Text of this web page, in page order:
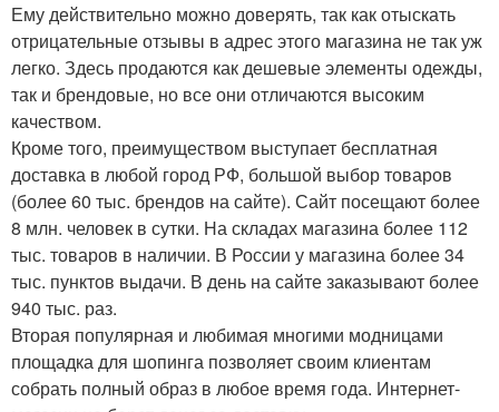
Ему действительно можно доверять, так как отыскать
отрицательные отзывы в адрес этого магазина не так уж
легко. Здесь продаются как дешевые элементы одежды,
так и брендовые, но все они отличаются высоким
качеством.
Кроме того, преимуществом выступает бесплатная
доставка в любой город РФ, большой выбор товаров
(более 60 тыс. брендов на сайте). Сайт посещают более
8 млн. человек в сутки. На складах магазина более 112
тыс. товаров в наличии. В России у магазина более 34
тыс. пунктов выдачи. В день на сайте заказывают более
940 тыс. раз.
Вторая популярная и любимая многими модницами
площадка для шопинга позволяет своим клиентам
собрать полный образ в любое время года. Интернет-